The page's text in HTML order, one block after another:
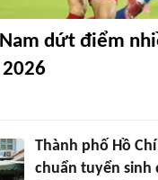
dứt điểm
2026
Thành phố Hồ
chuẩn tuyển sinh